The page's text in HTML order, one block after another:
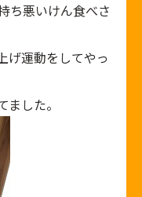
ち悪いけん食べさ
げ運動をしてやっ
した。